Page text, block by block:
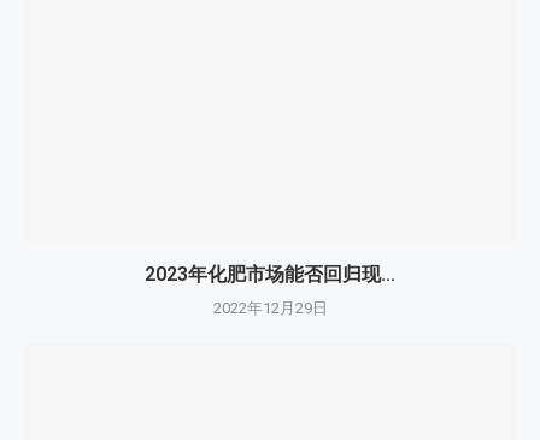
2023年化肥市场能否回归现...
2022年12月29日